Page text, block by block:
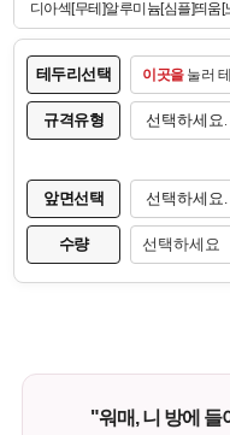
테두리선택 이곳을눌러
규격유형
앞면선택
수량 선택하세요
"워매, 니 방에 들